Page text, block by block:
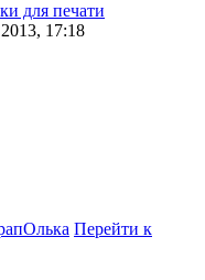
для печати
17:18
Перейти к